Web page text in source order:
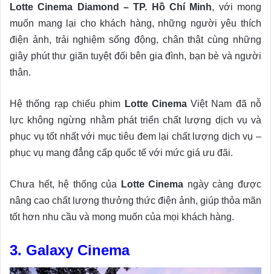
Lotte Cinema Diamond – TP. Hồ Chí Minh, với mong
muốn mang lại cho khách hàng, những người yêu thích
điện ảnh, trải nghiệm sống động, chân thật cùng những
giây phút thư giãn tuyệt đối bên gia đình, bạn bè và người
thân.
Hệ thống rạp chiếu phim Lotte CinemaViệt Nam đã nỗ
lực không ngừng nhằm phát triển chất lượng dịch vụ và
phục vụ tốt nhất với mục tiêu đem lại chất lượng dịch vụ –
phục vụ mang đẳng cấp quốc tế với mức giá ưu đãi.
Chưa hết, hệ thống của Lotte Cinema ngày càng được
nâng cao chất lượng thưởng thức điện ảnh, giúp thỏa mãn
tốt hơn nhu cầu và mong muốn của mọi khách hàng.
3. Galaxy Cinema